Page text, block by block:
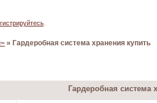
.
» Гардеробная система хранения купить
Гардеробная система